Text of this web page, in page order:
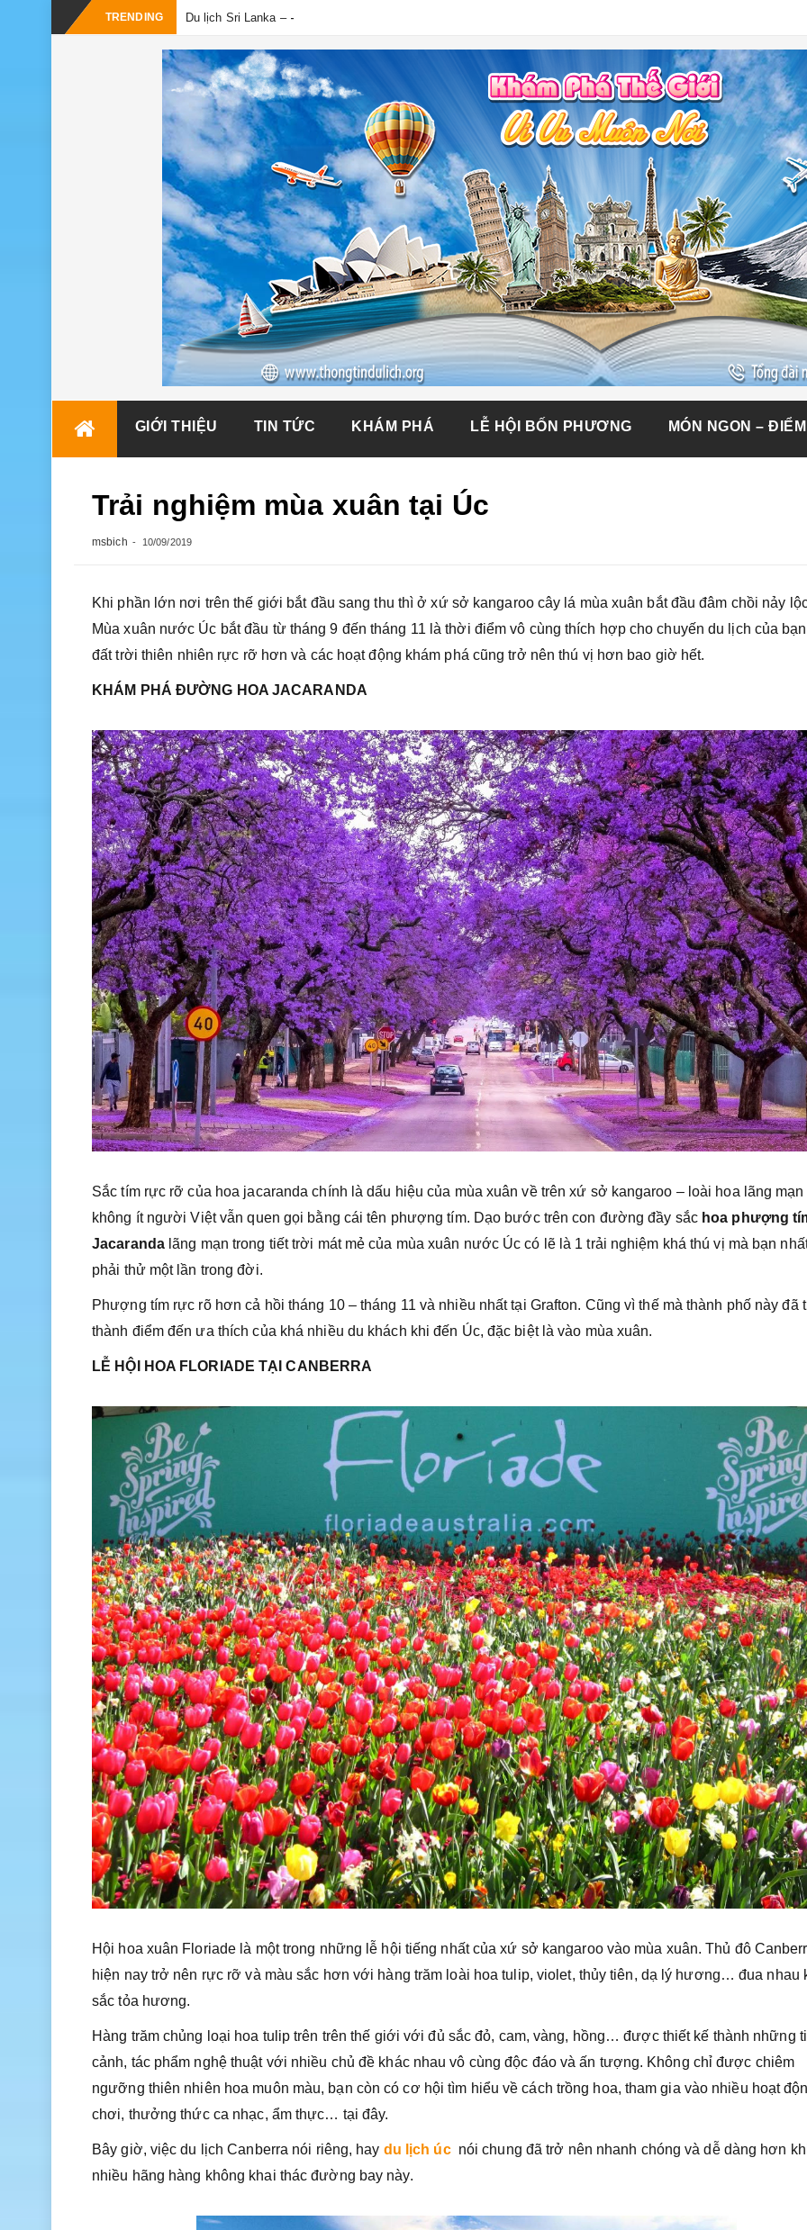
TRENDING Du lịch Sri Lanka – Bật mí nên đi mùa nào đẹp
GIỚI THIỆU TIN TỨC KHÁM PHÁ LỄ HỘI BỐN PHƯƠNG MÓN NGON –
Trải nghiệm mùa xuân tại Úc
msbich 10/09/2019
Khi phần lớn nơi trên thế giới bắt đầu sang thu thì ở xứ sở kangaroo cây lá mùa xuân bắt đầu đâm chồi nảy
Mùa xuân nước Úc bắt đầu từ tháng 9 đến tháng 11 là thời điểm vô cùng thích hợp cho chuyến du lịch của
đất trời thiên nhiên rực rỡ hơn và các hoạt động khám phá cũng trở nên thú vị hơn bao giờ hết.
KHÁM PHÁ ĐƯỜNG HOA JACARANDA
Sắc tím rực rỡ của hoa jacaranda chính là dấu hiệu của mùa xuân về trên xứ sở kangaroo – loài hoa lãng mạn
không ít người Việt vẫn quen gọi bằng cái tên phượng tím. Dạo bước trên con đường đầy sắc hoa phượng
Jacarandalãng mạn trong tiết trời mát mẻ của mùa xuân nước Úc có lẽ là 1 trải nghiệm khá thú vị mà bạn
phải thử một lần trong đời.
Phượng tím rực rõ hơn cả hồi tháng 10 – tháng 11 và nhiều nhất tại Grafton. Cũng vì thế mà thành phố này đã
thành điểm đến ưa thích của khá nhiều du khách khi đến Úc, đặc biệt là vào mùa xuân.
LỄ HỘI HOA FLORIADE TẠI CANBERRA
Hội hoa xuân Floriade là một trong những lễ hội tiếng nhất của xứ sở kangaroo vào mùa xuân. Thủ đô
hiện nay trở nên rực rỡ và màu sắc hơn với hàng trăm loài hoa tulip, violet, thủy tiên, dạ lý hương… đua nhau
sắc tỏa hương.
Hàng trăm chủng loại hoa tulip trên trên thế giới với đủ sắc đỏ, cam, vàng, hồng… được thiết kế thành những
cảnh, tác phẩm nghệ thuật với nhiều chủ đề khác nhau vô cùng độc đáo và ấn tượng. Không chỉ được chiêm
ngưỡng thiên nhiên hoa muôn màu, bạn còn có cơ hội tìm hiểu về cách trồng hoa, tham gia vào nhiều hoạt
chơi, thưởng thức ca nhạc, ẩm thực… tại đây.
Bây giờ, việc du lịch Canberra nói riêng, hay du lịch úcnói chung đã trở nên nhanh chóng và dễ dàng hơn
nhiều hãng hàng không khai thác đường bay này.